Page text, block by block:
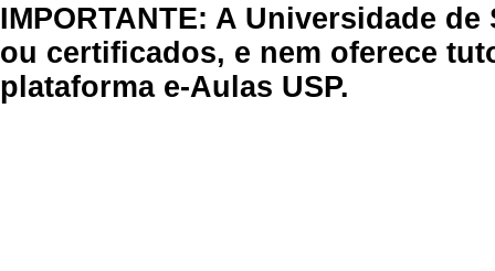
IMPORTANTE: A Universidade
ou certificados, e nem oferece
plataforma e-Aulas USP.